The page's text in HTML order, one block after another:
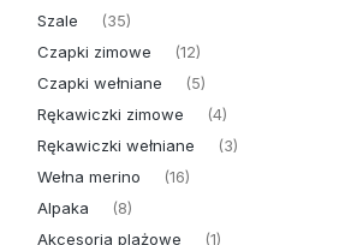
Szale (35)
Czapki zimowe (12)
Czapki wełniane (5)
Rękawiczki zimowe (4)
Rękawiczki wełniane (3)
Wełna merino (16)
Alpaka (8)
Akcesoria plażowe (1)